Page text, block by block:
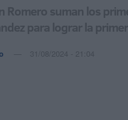
Romero suman los
para lograr la
31/08/2024 - 21:04